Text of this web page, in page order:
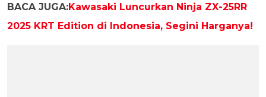
BACA JUGA:Kawasaki Luncurkan Ninja ZX-25RR
2025 KRT Edition di Indonesia, Segini Harganya!